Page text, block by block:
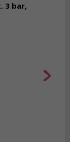
3 bar,